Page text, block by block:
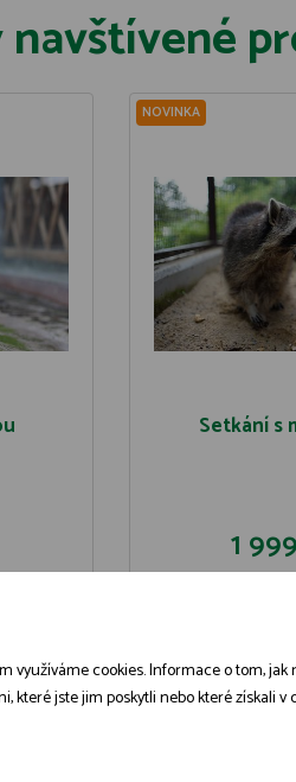
navštívené
NOVINKA
Setkání s
1
cookies. Informace o tom,
jste jim poskytli nebo které získali v